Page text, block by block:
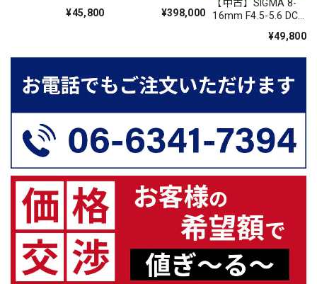
¥45,800 ¥398,000
【中古】SIGMA 8-
16mm F4.5-5.6 DC
¥49,800